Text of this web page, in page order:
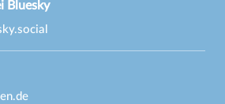
Bluesky